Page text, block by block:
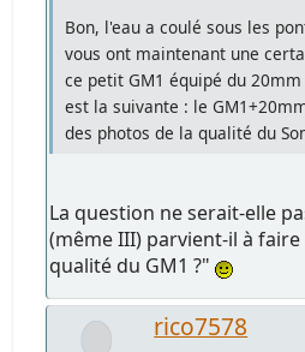
Bon, l'eau a coulé sous les
vous ont maintenant une
ce petit GM1 équipé du
est la suivante : le
des photos de la qualité du
La question ne serait-elle
(même III) parvient-il à
qualité du GM1 ?"
rico7578